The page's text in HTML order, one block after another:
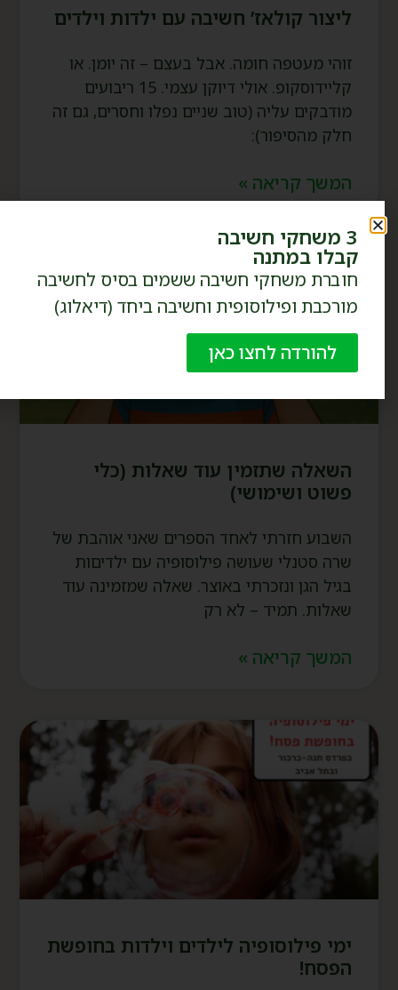
ליצור קולאז’ חשיבה עם ילדות וילדים
זוהי מעטפה חומה. אבל בעצם – זה יומן. או
קליידוסקופ. אולי דיוקן עצמי. 15 ריבועים
מודבקים עליה (טוב שניים נפלו וחסרים, גם זה
חלק מהסיפור):
המשך קריאה »
השאלה שתזמין עוד שאלות (כלי
פשוט ושימושי)
השבוע חזרתי לאחד הספרים שאני אוהבת של
שרה סטנלי שעושה פילוסופיה עם ילדיםות
בגיל הגן ונזכרתי באוצר. שאלה שמזמינה עוד
שאלות. תמיד – לא רק
המשך קריאה »
ימי פילוסופיה לילדים וילדות בחופשת
הפסח!
3 משחקי חשיבה
קבלו במתנה
חוברת משחקי חשיבה ששמים בסיס לחשיבה
מורכבת ופילוסופית וחשיבה ביחד (דיאלוג)
להורדה לחצו כאן